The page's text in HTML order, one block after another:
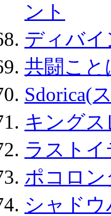
ント
ディバ
共闘こと
Sdorica(
キング
ラスト
ポコロ
シャド